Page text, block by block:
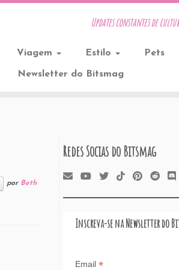
Updates constantes de
Viagem Estilo Pets
Newsletter do Bitsmag
por Beth
Redes Socias do Bitsmag
Inscreva-se na Newsletter do
Email *